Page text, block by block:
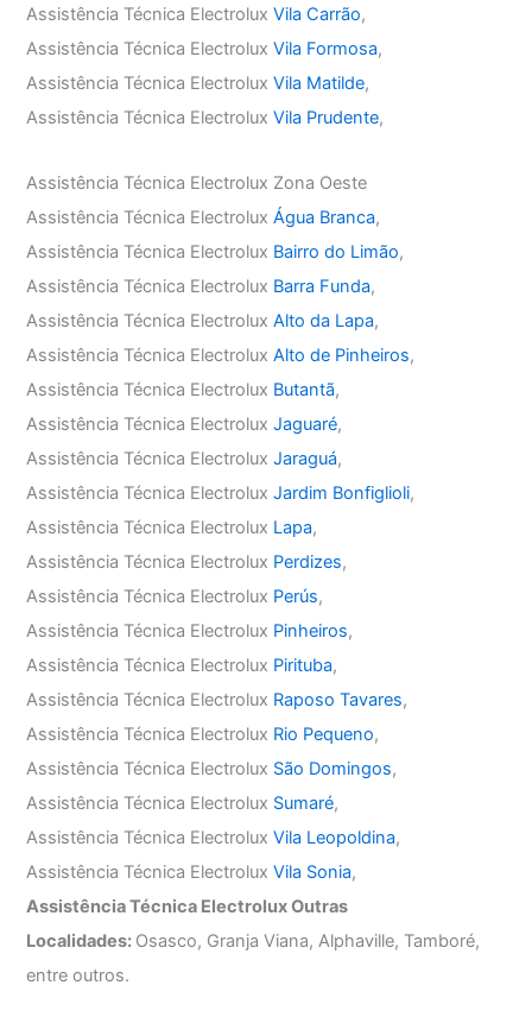
Assistência Técnica ElectroluxVila Carrão,
Assistência Técnica ElectroluxVila Formosa,
Assistência Técnica ElectroluxVila Matilde,
Assistência Técnica ElectroluxVila Prudente,
Assistência Técnica Electrolux Zona Oeste
Assistência Técnica ElectroluxÁgua Branca,
Assistência Técnica Electrolux Bairro do Limão,
Assistência Técnica Electrolux Barra Funda,
Assistência Técnica ElectroluxAlto da Lapa,
Assistência Técnica ElectroluxAlto de Pinheiros,
Assistência Técnica Electrolux Butantã,
Assistência Técnica ElectroluxJaguaré,
Assistência Técnica ElectroluxJaraguá,
Assistência Técnica ElectroluxJardim Bonfiglioli,
Assistência Técnica Electrolux Lapa,
Assistência Técnica Electrolux Perdizes,
Assistência Técnica Electrolux Perús,
Assistência Técnica Electrolux Pinheiros,
Assistência Técnica Electrolux Pirituba,
Assistência Técnica Electrolux Raposo Tavares,
Assistência Técnica Electrolux Rio Pequeno,
Assistência Técnica Electrolux São Domingos,
Assistência Técnica Electrolux Sumaré,
Assistência Técnica ElectroluxVila Leopoldina,
Assistência Técnica ElectroluxVila Sonia,
Assistência Técnica Electrolux Outras
Localidades: Osasco, Granja Viana, Alphaville, Tamboré,
entre outros.